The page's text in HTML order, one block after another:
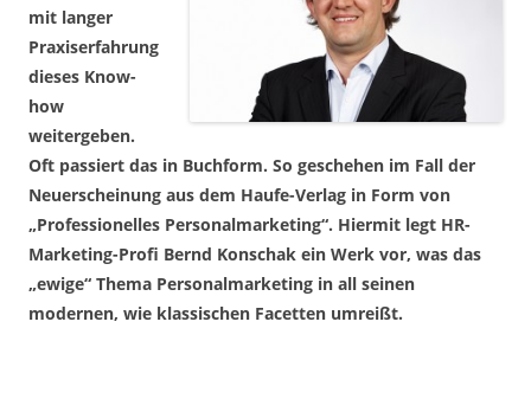
mit langer
Praxiserfahrung
dieses Know-
how
weitergeben.
Oft passiert das in Buchform. So geschehen im Fall der
Neuerscheinung aus dem Haufe-Verlag in Form von
„Professionelles Personalmarketing“. Hiermit legt HR-
Marketing-Profi Bernd Konschak ein Werk vor, was das
„ewige“ Thema Personalmarketing in all seinen
modernen, wie klassischen Facetten umreißt.